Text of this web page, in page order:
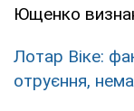
Ющенко
Лотар Віке:
отруєння,